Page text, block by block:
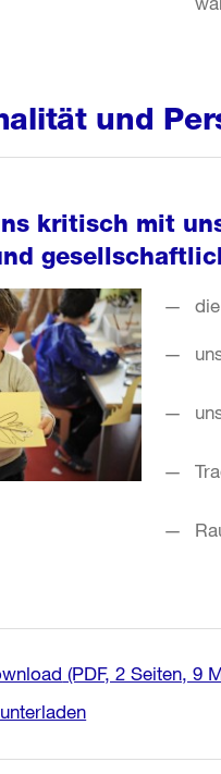
und
kritisch mit
(PDF, 2 Seiten, 9